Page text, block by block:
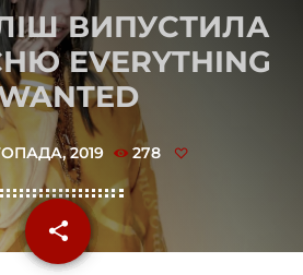
ВИПУСТИЛА
EVERYTHING
2019 278
share
email